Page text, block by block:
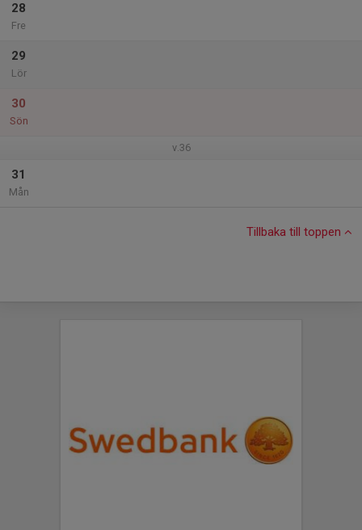
28
Fre
29
Lör
30
Sön
v.36
31
Mån
Tillbaka till toppen